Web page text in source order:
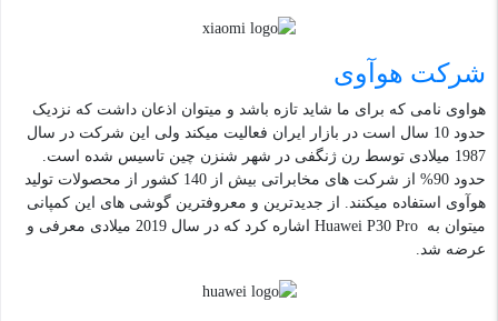
شرکت هوآوی
هواوی نامی که برای ما شاید تازه باشد و میتوان اذعان داشت که نزدیک
حدود 10 سال است در بازار ایران فعالیت میکند ولی این شرکت در سال
1987 میلادی توسط رن ژنگفی در شهر شنزن چین تاسیس شده است.
حدود 90% از شرکت های مخابراتی بیش از 140 کشور از محصولات تولید
هوآوی استفاده میکنند. از جدیدترین و معروفترین گوشی های این کمپانی
میتوان به Huawei P30 Pro اشاره کرد که در سال 2019 میلادی معرفی و
عرضه شد.